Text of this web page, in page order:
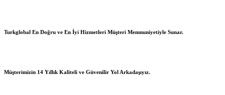
Turkglobal En Doğru ve En İyi Hizmetleri Müşteri Memnuniyetiyle Sunar.
Müşterimizin 14 Yıllık Kaliteli ve Güvenilir Yol Arkadaşıyız.